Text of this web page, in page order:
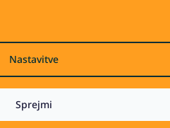
Nastavitve
Sprejmi